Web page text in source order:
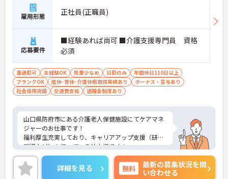
雇用形態 正社員(正職員)
応募要件
■経験あれば尚可 ■介護支援専門員 資格
必須
車通勤可 未経験OK 残業少なめ 日勤のみ
年間休日110日以上
ブランクOK
産休･育休･介護休暇取得実績あり
ボーナス・賞与あり
社会保険完備
交通費支給 退職金制度あり
山口県防府市にある介護老人保健施設にてケアマネ
ジャーのお仕事です！
福利厚生充実しており、キャリアアップ支援（研修
受講など）を行っている法人様です★
ご興味ある方には、面接対策ポイントなど、さらに
詳細をお話しいたしますのでお気軽にご相談くださ
い。
詳細を見る 無料
最新の募集状況を問
い合わせる